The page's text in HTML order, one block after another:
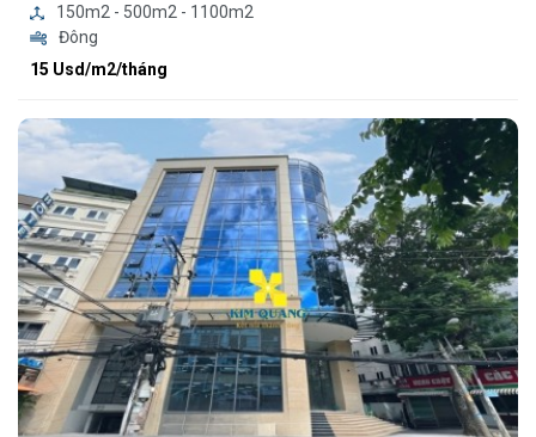
150m2 - 500m2 - 1100m2
Đông
15 Usd/m2/tháng